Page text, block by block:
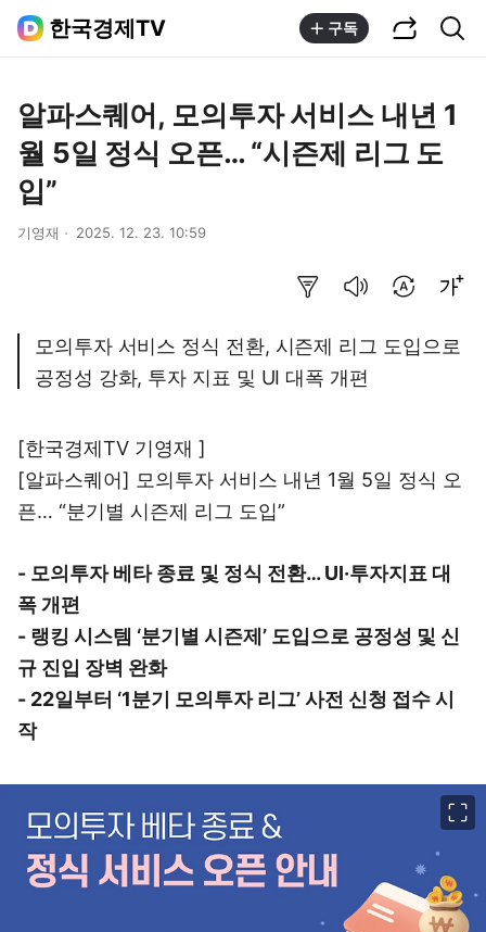
한국경제TV 구독
알파스퀘어, 모의투자 서비스 내년 1
월 5일 정식 오픈… “시즌제 리그 도
입”
기영재 2025. 12. 23. 10:59
모의투자 서비스 정식 전환, 시즌제 리그 도입으로
공정성 강화, 투자 지표 및 UI 대폭 개편
[한국경제TV 기영재 ]
[알파스퀘어] 모의투자 서비스 내년 1월 5일 정식 오
픈… “분기별 시즌제 리그 도입”
- 모의투자 베타 종료 및 정식 전환… UI·투자지표 대
폭 개편
- 랭킹 시스템 ‘분기별 시즌제’ 도입으로 공정성 및 신
규 진입 장벽 완화
- 22일부터 ‘1분기 모의투자 리그’ 사전 신청 접수 시
작